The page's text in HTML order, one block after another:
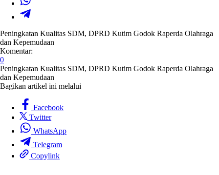
Peningkatan Kualitas SDM, DPRD Kutim Godok Raperda Olahraga
dan Kepemudaan
Komentar:
0
Peningkatan Kualitas SDM, DPRD Kutim Godok Raperda Olahraga
dan Kepemudaan
Bagikan artikel ini melalui
Facebook
Twitter
WhatsApp
Telegram
Copylink